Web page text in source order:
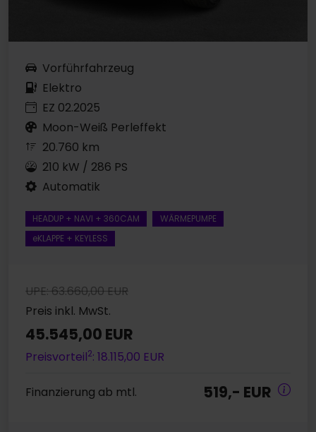
Vorführfahrzeug
Elektro
EZ 02.2025
Moon-Weiß Perleffekt
20.760 km
210 kW / 286 PS
Automatik
HEADUP + NAVI + 360CAM
WÄRMEPUMPE
eKLAPPE + KEYLESS
UPE: 63.660,00 EUR
Preis inkl. MwSt.
45.545,00 EUR
Preisvorteil2: 18.115,00 EUR
Finanzierung ab mtl. 519,- EUR